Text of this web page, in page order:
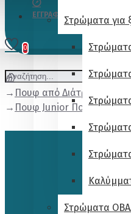
Στρώματα για
Στρώματα
ΕΓΓΡΑΦΉ
0
Πουφ από Διάτρητο πανί
Πουφ Junior Πολυθρονάκι